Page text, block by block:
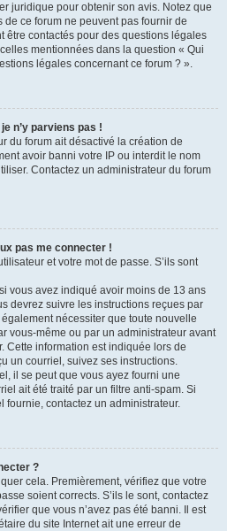
juridique pour obtenir son avis. Notez que
ce forum ne peuvent pas fournir de
être contactés pour des questions légales
mentionnées dans la question « Qui
légales concernant ce forum ? ».
n’y parviens pas !
du forum ait désactivé la création de
avoir banni votre IP ou interdit le nom
Contactez un administrateur du forum
pas me connecter !
et votre mot de passe. S’ils sont
vous avez indiqué avoir moins de 13 ans
devrez suivre les instructions reçues par
nécessiter que toute nouvelle
vous-même ou par un administrateur avant
Cette information est indiquée lors de
un courriel, suivez ses instructions.
il se peut que vous ayez fourni une
ait été traité par un filtre anti-spam. Si
fournie, contactez un administrateur.
?
cela. Premièrement, vérifiez que votre
soient corrects. S’ils le sont, contactez
que vous n’avez pas été banni. Il est
du site Internet ait une erreur de